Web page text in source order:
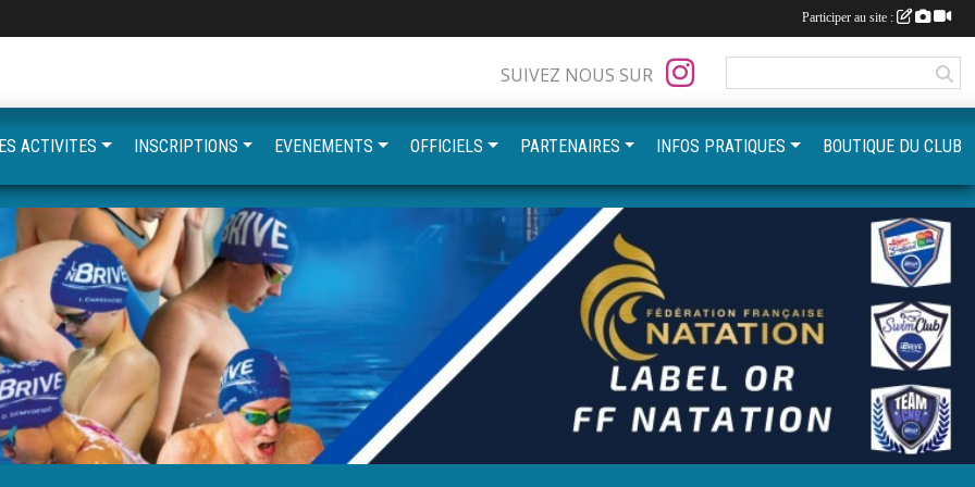
SUIVEZ NOUS SUR
ACTIVITES INSCRIPTIONS EVENEMENTS OFFICIELS PARTENAIRES INFOS PRATIQUES BOUTIQUE DU CLUB
Participer au site :